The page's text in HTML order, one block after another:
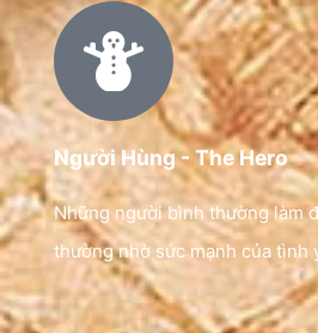
Người Hùng - The Hero
Những người bình thường làm
thường nhờ sức mạnh của tình